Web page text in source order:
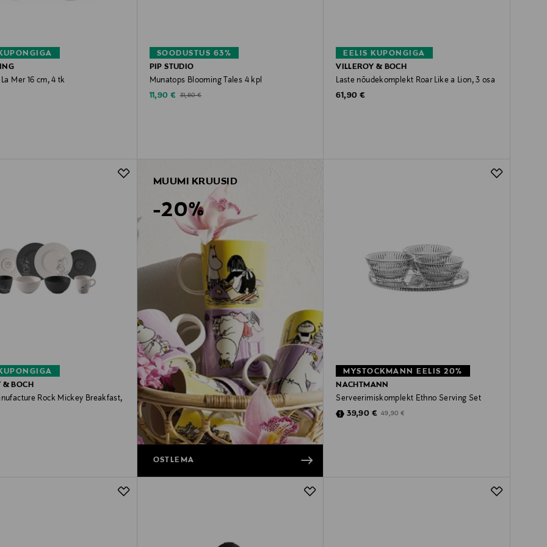
Mer 16 cm, 4 tk
SOODUSTUS 63%
PIP STUDIO
Munatops Blooming Tales 4 kpl
Discounted Price
11,90 € Original Price
31,80 €
EELIS KUPONGIGA
VILLEROY & BOCH
Laste nõudekomplekt Roar Like a Lion, 3 osa
Original Price
61,90 €
& BOCH
Rock Mickey Breakfast,
MUUMI KRUUSID
-20%
OSTLEMA
MYSTOCKMANN EELIS 20%
NACHTMANN
Serveerimiskomplekt Ethno Serving Set
Discounted Price
39,90 € Original Price
49,90 €